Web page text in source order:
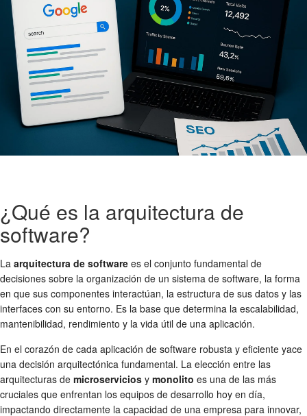
¿Qué es la arquitectura de
software?
La arquitectura de software es el conjunto fundamental de
decisiones sobre la organización de un sistema de software, la forma
en que sus componentes interactúan, la estructura de sus datos y las
interfaces con su entorno. Es la base que determina la escalabilidad,
mantenibilidad, rendimiento y la vida útil de una aplicación.
En el corazón de cada aplicación de software robusta y eficiente yace
una decisión arquitectónica fundamental. La elección entre las
arquitecturas de microservicios y monolito es una de las más
cruciales que enfrentan los equipos de desarrollo hoy en día,
impactando directamente la capacidad de una empresa para innovar,